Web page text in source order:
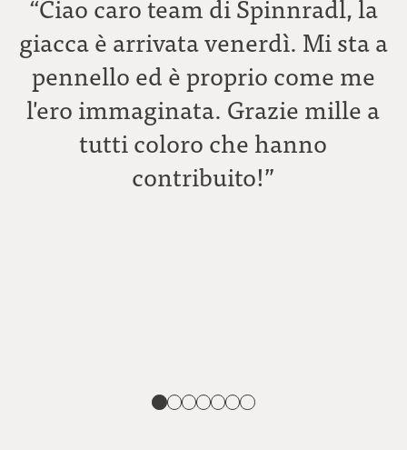
“Ciao caro team di Spinnradl, la
giacca è arrivata venerdì. Mi sta a
pennello ed è proprio come me
l'ero immaginata. Grazie mille a
tutti coloro che hanno
contribuito!”